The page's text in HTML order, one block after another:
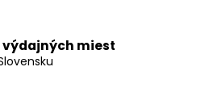
výdajných miest